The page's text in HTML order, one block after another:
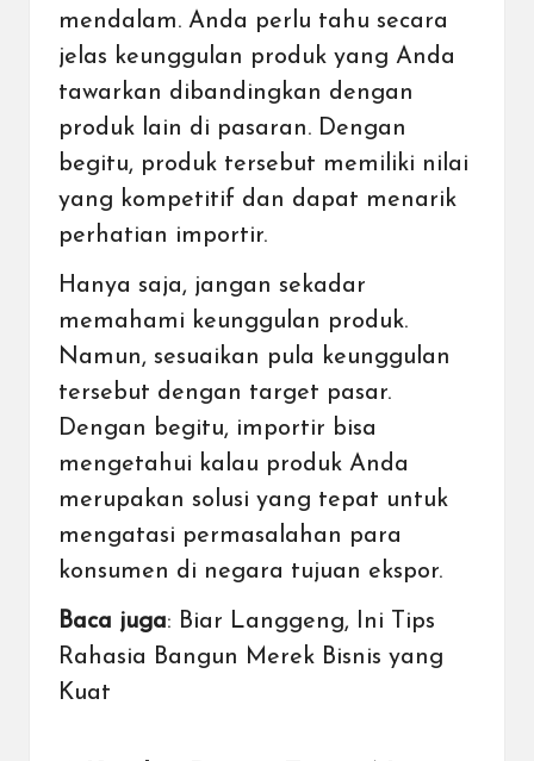
mendalam. Anda perlu tahu secara
jelas keunggulan produk yang Anda
tawarkan dibandingkan dengan
produk lain di pasaran. Dengan
begitu, produk tersebut memiliki nilai
yang kompetitif dan dapat menarik
perhatian importir.
Hanya saja, jangan sekadar
memahami keunggulan produk.
Namun, sesuaikan pula keunggulan
tersebut dengan target pasar.
Dengan begitu, importir bisa
mengetahui kalau produk Anda
merupakan solusi yang tepat untuk
mengatasi permasalahan para
konsumen di negara tujuan ekspor.
Baca juga: Biar Langgeng, Ini Tips
Rahasia Bangun Merek Bisnis yang
Kuat